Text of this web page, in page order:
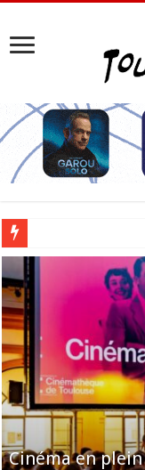
Les Nocturnes de la Cité
Cinéma en